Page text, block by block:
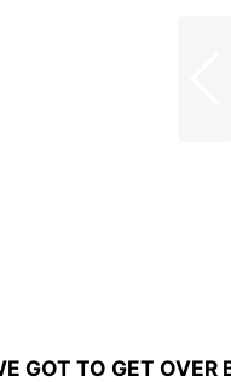
GOT TO GET